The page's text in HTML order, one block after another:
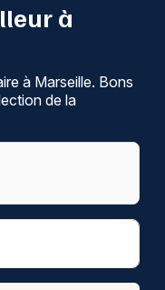
à
à Marseille. Bons
de la